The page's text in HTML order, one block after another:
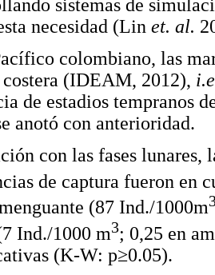
sistemas de
necesidad (Lin et. al.
colombiano, las
(IDEAM, 2012), i.e
de estadios tempranos
anotó con anterioridad.
con las fases lunares,
de captura fueron en
(87 Ind./1000m
Ind./1000 m3; 0,25 en
(K-W: p≥0.05).